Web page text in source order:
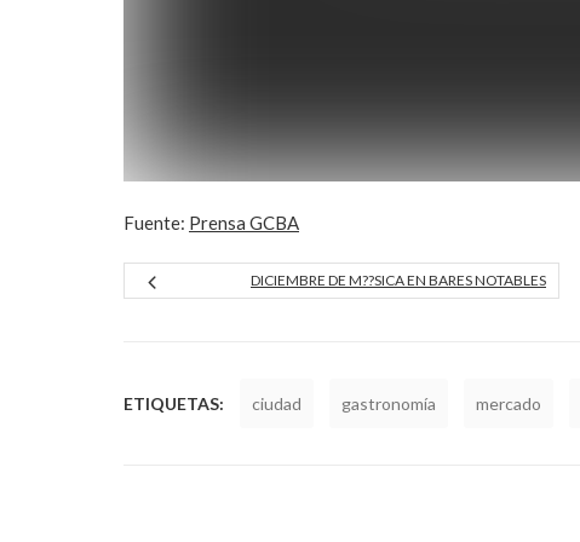
Fuente: Prensa GCBA
DICIEMBRE DE M??SICA EN BARES NOTABLES
ETIQUETAS: ciudad gastronomía mercado